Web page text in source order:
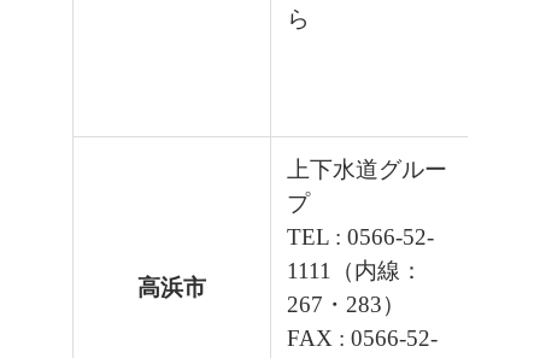
ら
高浜市
上下水道グルー
プ
TEL : 0566-52-
1111（内線：
267・283）
FAX : 0566-52-